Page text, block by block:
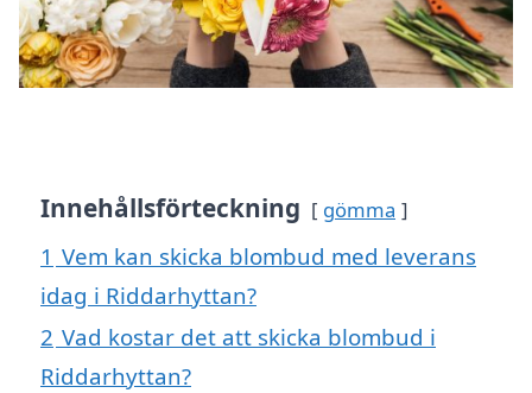
Innehållsförteckning gömma
1 Vem kan skicka blombud med leverans
idag i Riddarhyttan?
2 Vad kostar det att skicka blombud i
Riddarhyttan?